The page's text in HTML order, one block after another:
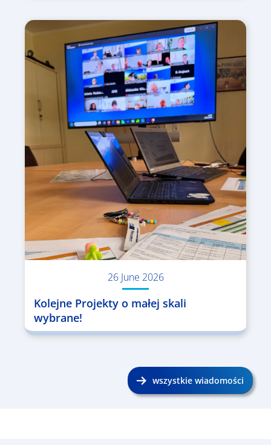
26 June 2026
Kolejne Projekty o małej skali
wybrane!
wszystkie wiadomości